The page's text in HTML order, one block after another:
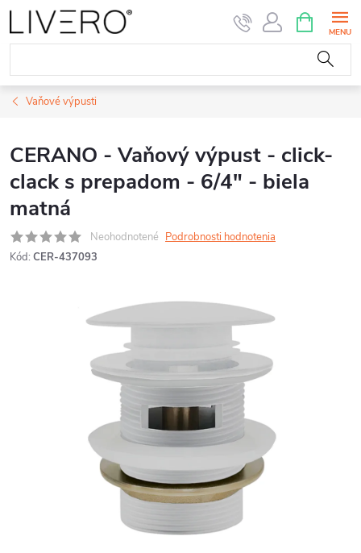
Prejsť
na
obsah
KOŠÍK
Vaňové výpusti
CERANO - Vaňový výpust - click-
clack s prepadom - 6/4" - biela
matná
Neohodnotené Podrobnosti hodnotenia
Kód: CER-437093